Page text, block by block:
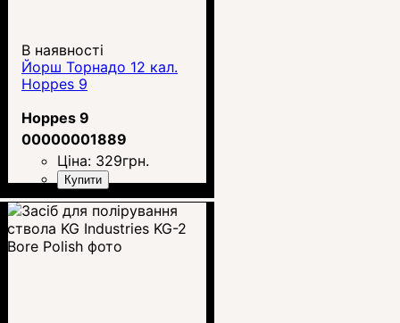
В наявності
Йорш Торнадо 12 кал.
Hoppes 9
Hoppes 9
00000001889
Ціна: 329грн.
Купити